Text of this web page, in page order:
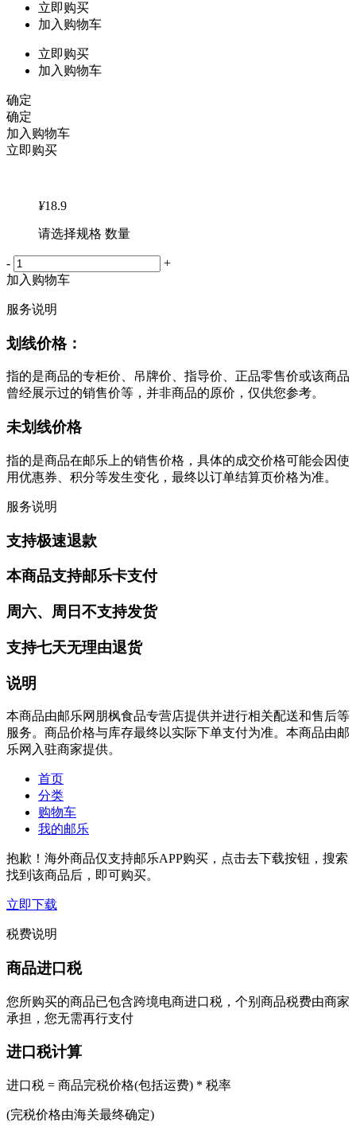
立即购买
加入购物车
立即购买
加入购物车
确定
确定
加入购物车
立即购买
¥18.9
请选择规格 数量
-
+
加入购物车
服务说明
划线价格：
指的是商品的专柜价、吊牌价、指导价、正品零售价或该商品
曾经展示过的销售价等，并非商品的原价，仅供您参考。
未划线价格
指的是商品在邮乐上的销售价格，具体的成交价格可能会因使
用优惠券、积分等发生变化，最终以订单结算页价格为准。
服务说明
支持极速退款
本商品支持邮乐卡支付
周六、周日不支持发货
支持七天无理由退货
说明
本商品由邮乐网朋枫食品专营店提供并进行相关配送和售后等
服务。商品价格与库存最终以实际下单支付为准。本商品由邮
乐网入驻商家提供。
首页
分类
购物车
我的邮乐
抱歉！海外商品仅支持邮乐APP购买，点击去下载按钮，搜索
找到该商品后，即可购买。
立即下载
税费说明
商品进口税
您所购买的商品已包含跨境电商进口税，个别商品税费由商家
承担，您无需再行支付
进口税计算
进口税 = 商品完税价格(包括运费) * 税率
(完税价格由海关最终确定)